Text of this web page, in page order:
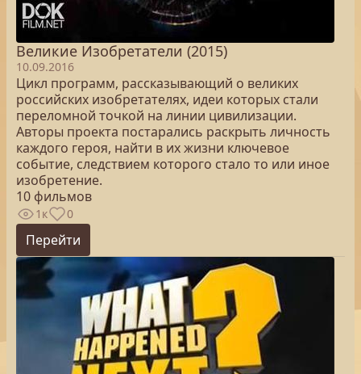
Великие Изобретатели (2015)
10.09.2016
Цикл программ, рассказывающий о великих
российских изобретателях, идеи которых стали
переломной точкой на линии цивилизации.
Авторы проекта постарались раскрыть личность
каждого героя, найти в их жизни ключевое
событие, следствием которого стало то или иное
изобретение.
10 фильмов
1к 0
Перейти